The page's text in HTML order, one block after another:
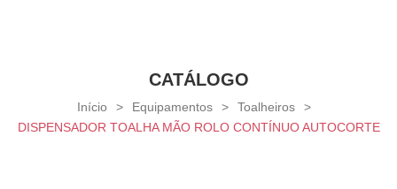
CATÁLOGO
Início > Equipamentos > Toalheiros
>
DISPENSADOR TOALHA MÃO ROLO CONTÍNUO AUTOCORTE